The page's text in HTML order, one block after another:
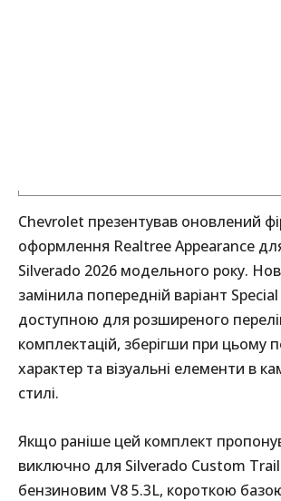
Chevrolet презентував оновлений
оформлення Realtree Appearance
Silverado 2026 модельного року.
замінила попередній варіант
доступною для розширеного
комплектацій, зберігши при цьому
характер та візуальні елементи в
стилі.
Якщо раніше цей комплект
виключно для Silverado Custom
бензиновим V8 5.3L, короткою